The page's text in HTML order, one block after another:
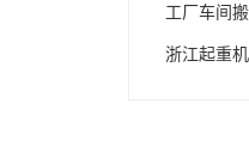
工厂车间
浙江起重